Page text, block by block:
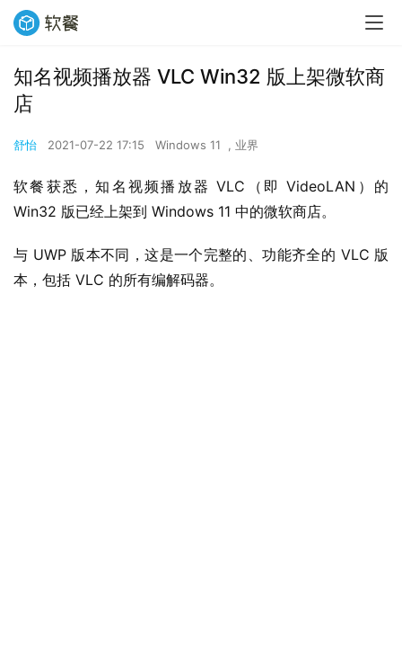
知名视频播放器 VLC Win32 版上架微软商
店
舒怡 2021-07-22 17:15 Windows 11 , 业界
软餐获悉，知名视频播放器 VLC（即 VideoLAN）的
Win32 版已经上架到 Windows 11 中的微软商店。
与 UWP 版本不同，这是一个完整的、功能齐全的 VLC 版
本，包括 VLC 的所有编解码器。